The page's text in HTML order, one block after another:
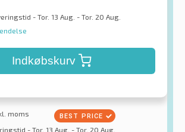
- Tor. 13 Aug. - Tor. 20 Aug.
Indkøbskurv
moms
- Tor. 13 Aug. - Tor. 20 Aug.